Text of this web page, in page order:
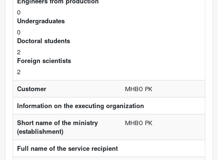
0
Undergraduates
0
Doctoral students
2
Foreign scientists
2
Customer
МНВО РК
Information on the executing organization
Short name of the ministry
(establishment)
МНВО РК
Full name of the service recipient